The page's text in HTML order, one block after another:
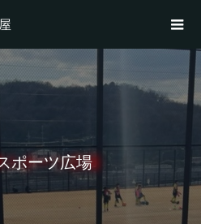
ポーツ広場